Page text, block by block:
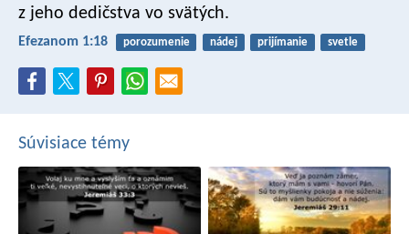
z jeho dedičstva vo svätých.
Efezanom 1:18 porozumenie nádej prijímanie svetle
Súvisiace témy